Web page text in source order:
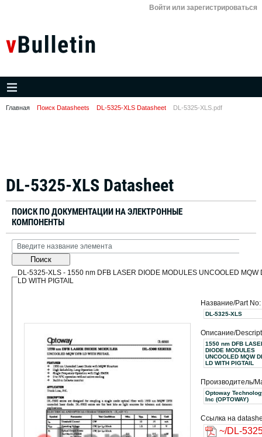
Войти или зарегистрироваться
Главная Поиск Datasheets DL-5325-XLS Datasheet DL-5325-XLS.pdf
DL-5325-XLS Datasheet
ПОИСК ПО ДОКУМЕНТАЦИИ НА ЭЛЕКТРОННЫЕ
КОМПОНЕНТЫ
Поиск
DL-5325-XLS - 1550 nm DFB LASER DIODE MODULES UNCOOLED MQW
LD WITH PIGTAIL
Название/Part No:
DL-5325-XLS
Описание/
1550 nm DFB
DIODE MODULES
UNCOOLED MQW
LD WITH PIGTAIL
Производитель/
Optoway
Inc (OPTOWAY)
Ссылка на
~/DL-